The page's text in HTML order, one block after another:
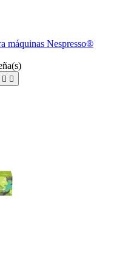
máquinas Nespresso®
 